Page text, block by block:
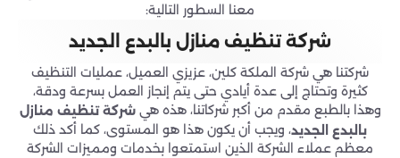
معنا السطور التالية:
شركة تنظيف منازل بالبدع الجديد
شركتنا هي شركة الملكة كلين، عزيزي العميل، عمليات التنظيف
كثيرة وتحتاج إلى عدة أيادي حتى يتم إنجاز العمل بسرعة ودقة،
وهذا بالطبع مقدم من أكبر شركاتنا، هذه هيشركة تنظيف منازل
بالبدع الجديد، ويجب أن يكون هذا هو المستوى، كما أكد ذلك
معظم عملاء الشركة الذين استمتعوا بخدمات ومميزات الشركة